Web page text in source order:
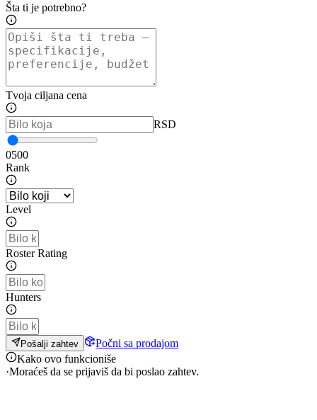
Šta ti je potrebno?
Tvoja ciljana cena
RSD
0500
Rank
Level
Roster Rating
Hunters
Pošalji zahtev
Počni sa prodajom
Kako ovo funkcioniše
·Moraćeš da se prijaviš da bi poslao zahtev.